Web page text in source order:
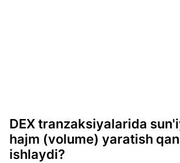
DEX tranzaksiyalarida
hajm (volume) yaratish
ishlaydi?